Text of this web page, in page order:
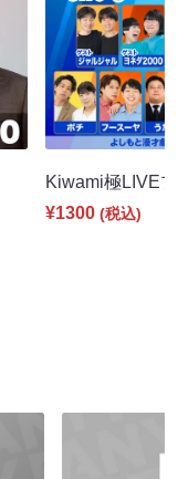
Kiwami極LIVE
¥1300 (税込)